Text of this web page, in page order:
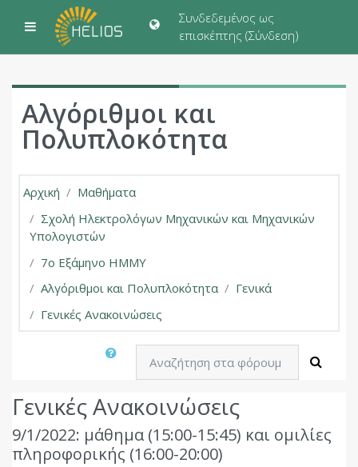
Μετάβαση στο κεντρικό περιεχόμενο
Πλευρικός πίνακας
Συνδεδεμένος ως
επισκέπτης (Σύνδεση)
Αλγόριθμοι και
Πολυπλοκότητα
Αρχική
Μαθήματα
Σχολή Ηλεκτρολόγων Μηχανικών και Μηχανικών
Υπολογιστών
7ο Εξάμηνο ΗΜΜΥ
Αλγόριθμοι και Πολυπλοκότητα
Γενικά
Γενικές Ανακοινώσεις
Γενικές Ανακοινώσεις
9/1/2022: μάθημα (15:00-15:45) και ομιλίες
πληροφορικής (16:00-20:00)